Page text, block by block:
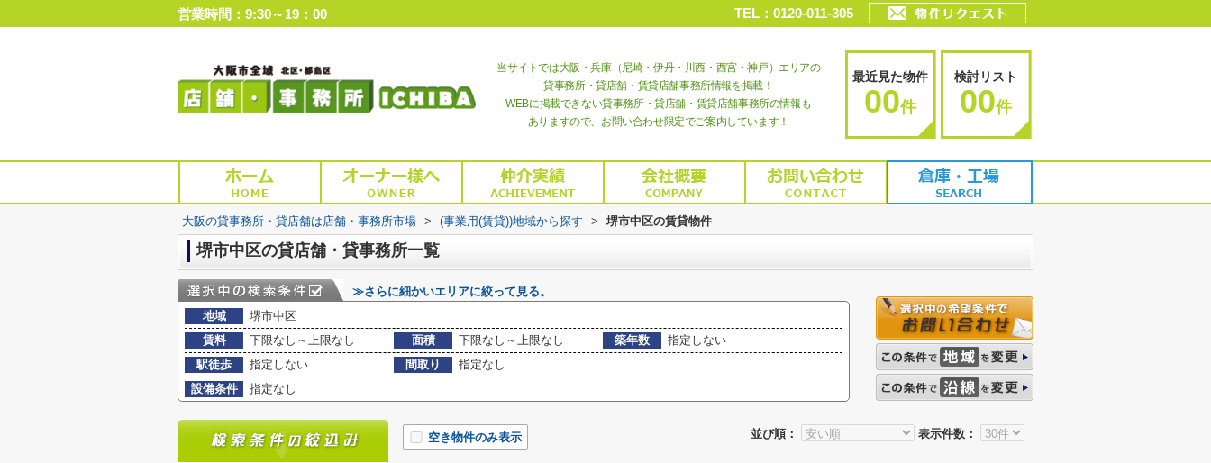
営業時間：9:30～19：00 TEL：0120-011-305
当サイトでは大阪・兵庫（尼崎・伊丹・川西・西宮・神戸）エリアの
貸事務所・貸店舗・賃貸店舗事務所情報を掲載！
WEBに掲載できない貸事務所・貸店舗・賃貸店舗事務所の情報も
ありますので、お問い合わせ限定でご案内しています！
最近見た物件
00件
検討リスト
00件
大阪の貸事務所・貸店舗は店舗・事務所市場 > (事業用(賃貸))地域から探す > 堺市中区の賃貸物件
堺市中区の貸店舗・貸事務所一覧
≫さらに細かいエリアに絞って見る。
地域
堺市中区
賃料
下限なし～上限なし 面積 下限なし～上限なし 築年数
指定しない
駅徒歩
指定しない 間取り
指定なし
設備条件
指定なし
並び順： 表示件数：
空き物件のみ表示